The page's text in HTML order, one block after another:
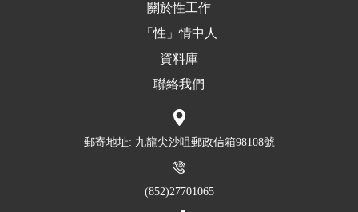
關於性工作
「性」情中人
資料庫
聯絡我們
郵寄地址: 九龍尖沙咀郵政信箱98108號
(852)27701065